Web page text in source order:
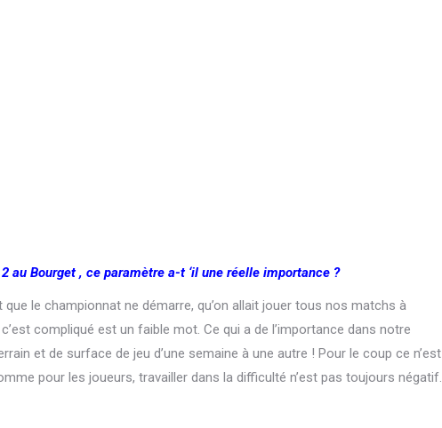
au Bourget , ce paramètre a-t ‘il une réelle importance ?
le championnat ne démarre, qu’on allait jouer tous nos matchs à
compliqué est un faible mot. Ce qui a de l’importance dans notre
et de surface de jeu d’une semaine à une autre ! Pour le coup ce n’est
pour les joueurs, travailler dans la difficulté n’est pas toujours négatif.